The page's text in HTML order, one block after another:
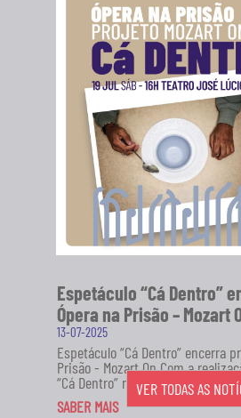
Espetáculo “Cá Dentro”
Ópera na Prisão – Mozart
13-07-2025
Espetáculo “Cá Dentro” encerra
Prisão - Mozart On Com a
“Cá Dentro” no...
SABER MAIS
VER TODAS AS